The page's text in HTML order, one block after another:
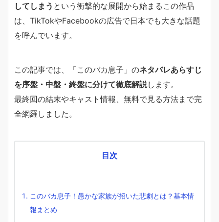
してしまう という衝撃的な展開から始まるこの作品
は、TikTokやFacebookの広告で日本でも大きな話題
を呼んでいます。
この記事では、「このバカ息子」のネタバレあらすじ
を序盤・中盤・終盤に分けて徹底解説します。
最終回の結末やキャスト情報、無料で見る方法まで完
全網羅しました。
目次
このバカ息子！愚かな家族が招いた悲劇とは？基本情
報まとめ